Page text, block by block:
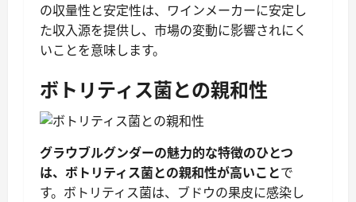
の収量性と安定性は、ワインメーカーに安定し
た収入源を提供し、市場の変動に影響されにく
いことを意味します。
ボトリティス菌との親和性
グラウブルグンダーの魅力的な特徴のひとつ
は、ボトリティス菌との親和性が高いことで
す。ボトリティス菌は、ブドウの果皮に感染し